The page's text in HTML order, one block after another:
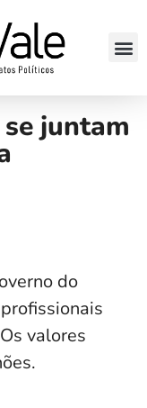
juntam
do
valores